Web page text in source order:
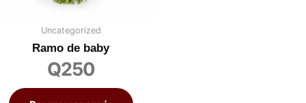
Uncategorized
Ramo de baby
Q250